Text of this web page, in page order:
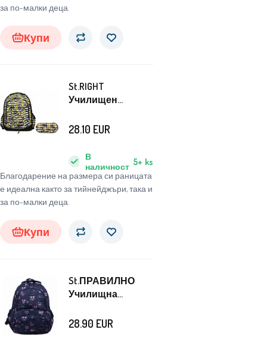
за по-малки деца.
Купи
St.RIGHT
Училищен
трикамерна
Tropical Party
Благодарение на размера си раницата
е идеална както за тийнейджъри, така и
за по-малки деца.
В
наличност 5+ ks
28.10 EUR
Купи
St.ПРАВИЛНО
Училищна
камери Emoji
28.90 EUR